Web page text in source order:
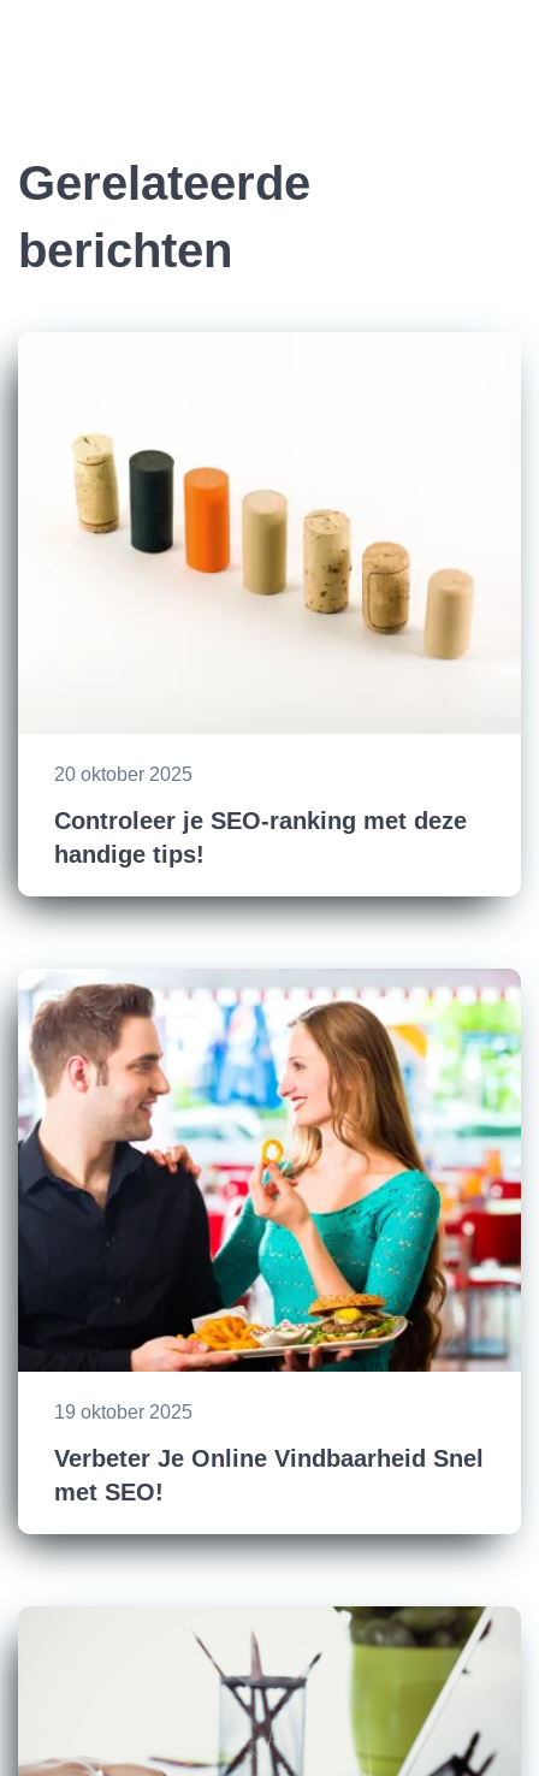
Gerelateerde
berichten
20 oktober 2025
Controleer je SEO-ranking met deze
handige tips!
19 oktober 2025
Verbeter Je Online Vindbaarheid Snel
met SEO!